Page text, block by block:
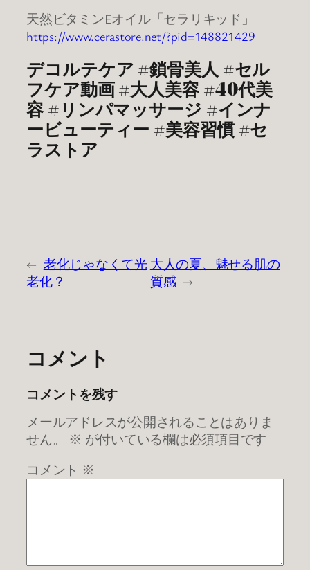
天然ビタミンEオイル「セラリキッド」
https://www.cerastore.net/?pid=148821429
デコルテケア #鎖骨美人 #セル
フケア動画 #大人美容 #40代美
容 #リンパマッサージ #インナ
ービューティー #美容習慣 #セ
ラストア
← 老化じゃなくて光
老化？
大人の夏、魅せる肌の
質感 →
コメント
コメントを残す
メールアドレスが公開されることはありま
せん。
※ が付いている欄は必須項目です
コメント ※